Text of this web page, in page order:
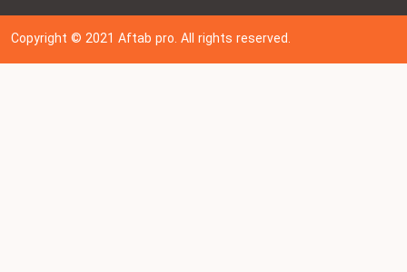
Copyright © 202 1Aftab pro. All rights reserved.